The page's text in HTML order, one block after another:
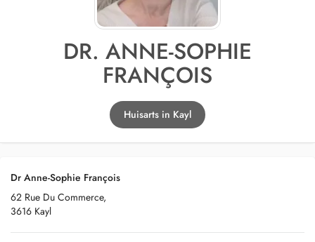
DR. ANNE-SOPHIE
FRANÇOIS
Huisarts in Kayl
Dr Anne-Sophie François
62 Rue Du Commerce,
3616 Kayl